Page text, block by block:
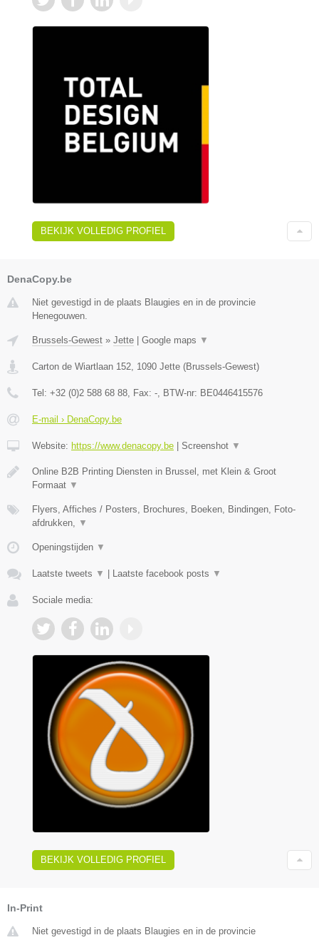
BEKIJK VOLLEDIG PROFIEL
DenaCopy.be
Niet gevestigd in de plaats Blaugies en in de provincie
Henegouwen.
Brussels-Gewest » Jette | Google maps ▼
Carton de Wiartlaan 152 1090 Jette (Brussels-Gewest)
Tel: +32 (0)2 588 68 88 , Fax: - , BTW-nr: BE0446415576
E-mail › DenaCopy.be
Website: https://www.denacopy.be | Screenshot ▼
Online B2B Printing Diensten in Brussel, met Klein & Groot
Formaat ▼
Flyers, Affiches / Posters, Brochures, Boeken, Bindingen, Foto-
afdrukken,
▼
Openingstijden ▼
Laatste tweets ▼ | Laatste facebook posts ▼
Sociale media:
BEKIJK VOLLEDIG PROFIEL
In-Print
Niet gevestigd in de plaats Blaugies en in de provincie